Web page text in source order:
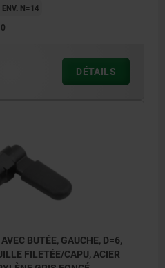
ENV. N=14
DÉTAILS
BUTÉE, GAUCHE, D=6,
FILETÉE/CAPU, ACIER